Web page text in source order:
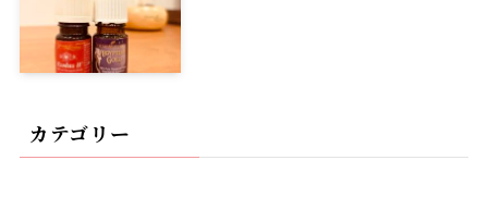
カテゴリー